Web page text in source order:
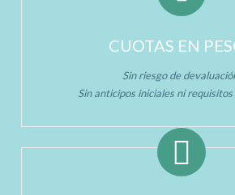
CUOTAS EN
Sin riesgo de
Sin anticipos iniciales ni